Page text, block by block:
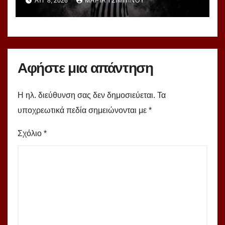
Αφήστε μια απάντηση
Η ηλ. διεύθυνση σας δεν δημοσιεύεται. Τα
υποχρεωτικά πεδία σημειώνονται με *
Σχόλιο *